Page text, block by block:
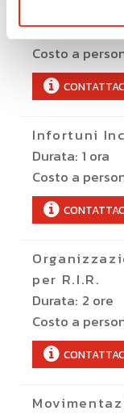
Durata: 1 ora
Costo a
Infortuni
Durata: 1 ora
Costo a
per R.I.R.
Durata: 2 ore
Costo a